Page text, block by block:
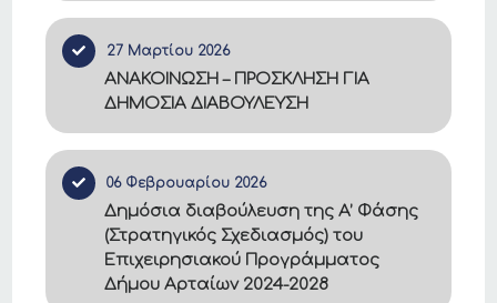
27 Μαρτίου 2026
ΑΝΑΚΟΙΝΩΣΗ – ΠΡΟΣΚΛΗΣΗ ΓΙΑ
ΔΗΜΟΣΙΑ ΔΙΑΒΟΥΛΕΥΣΗ
06 Φεβρουαρίου 2026
Δημόσια διαβούλευση της Α’ Φάσης
(Στρατηγικός Σχεδιασμός) του
Επιχειρησιακού Προγράμματος
Δήμου Αρταίων 2024-2028